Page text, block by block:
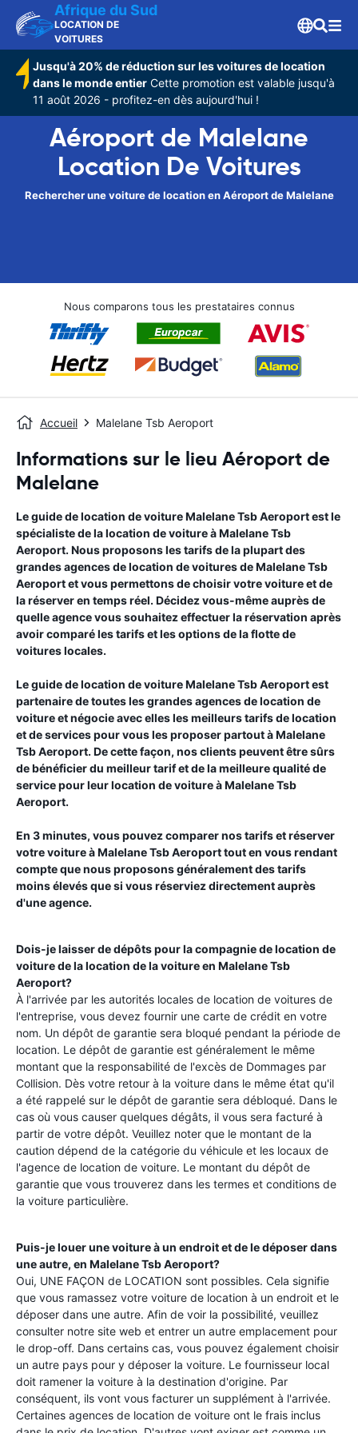
Afrique du Sud
LOCATION DE
VOITURES
Jusqu'à 20% de réduction sur les voitures de location
dans le monde entier Cette promotion est valable jusqu'à
11 août 2026 - profitez-en dès aujourd'hui !
Aéroport de Malelane
Location De Voitures
Rechercher une voiture de location en Aéroport de Malelane
Nous comparons tous les prestataires connus
Accueil Malelane Tsb Aeroport
Informations sur le lieu Aéroport de
Malelane
Le guide de location de voitureMalelane Tsb Aeroportest le
spécialiste de la location de voiture àMalelane Tsb
Aeroport. Nous proposons les tarifs de la plupart des
grandes agences de location de voitures deMalelane Tsb
Aeroportet vous permettons de choisir votre voiture et de
la réserver en temps réel. Décidez vous-même auprès de
quelle agence vous souhaitez effectuer la réservation après
avoir comparé les tarifs et les options de la flotte de
voitures locales.
Le guide de location de voitureMalelane Tsb Aeroportest
partenaire de toutes les grandes agences de location de
voiture et négocie avec elles les meilleurs tarifs de location
et de services pour vous les proposer partout àMalelane
Tsb Aeroport. De cette façon, nos clients peuvent être sûrs
de bénéficier du meilleur tarif et de la meilleure qualité de
service pour leur location de voiture àMalelane Tsb
Aeroport.
En 3 minutes, vous pouvez comparer nos tarifs et réserver
votre voiture àMalelane Tsb Aeroporttout en vous rendant
compte que nous proposons généralement des tarifs
moins élevés que si vous réserviez directement auprès
d'une agence.
Dois-je laisser de dépôts pour la compagnie de location de
voiture de la location de la voiture en Malelane Tsb
Aeroport?
À l'arrivée par les autorités locales de location de voitures de
l'entreprise, vous devez fournir une carte de crédit en votre
nom. Un dépôt de garantie sera bloqué pendant la période de
location. Le dépôt de garantie est généralement le même
montant que la responsabilité de l'excès de Dommages par
Collision. Dès votre retour à la voiture dans le même état qu'il
a été rappelé sur le dépôt de garantie sera débloqué. Dans le
cas où vous causer quelques dégâts, il vous sera facturé à
partir de votre dépôt. Veuillez noter que le montant de la
caution dépend de la catégorie du véhicule et les locaux de
l'agence de location de voiture. Le montant du dépôt de
garantie que vous trouverez dans les termes et conditions de
la voiture particulière.
Puis-je louer une voiture à un endroit et de le déposer dans
une autre, en Malelane Tsb Aeroport?
Oui, UNE FAÇON de LOCATION sont possibles. Cela signifie
que vous ramassez votre voiture de location à un endroit et le
déposer dans une autre. Afin de voir la possibilité, veuillez
consulter notre site web et entrer un autre emplacement pour
le drop-off. Dans certains cas, vous pouvez également choisir
un autre pays pour y déposer la voiture. Le fournisseur local
doit ramener la voiture à la destination d'origine. Par
conséquent, ils vont vous facturer un supplément à l'arrivée.
Certaines agences de location de voiture ont le frais inclus